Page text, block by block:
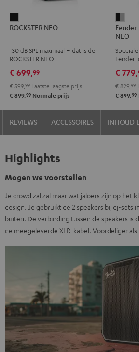
NEO
ROCKSTER NEO
130 dB SPL maximaal – dat is de
ROCKSTER NEO.
€ 699,99
€ 599, 99 Laatste laagste prijs
€ 899,99 Normale prijs
x
Teufel
Black
&
Steel
Fender
NEO
€ 779,
€ 829, 99
€ 899,99
REVIEWS ACCESSOIRES INHOUD
Highlights
Mogen we voorstellen
Je crowd zal zal maar wat jaloers zijn op het
design. Je gebruikt de 2 speakers bij dj-sets
buiten. De verbinding tussen de speakers is
de meegeleverde XLR-kabel. Voordeliger als